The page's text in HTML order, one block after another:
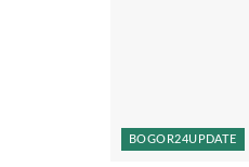
BOGOR24UPDATE